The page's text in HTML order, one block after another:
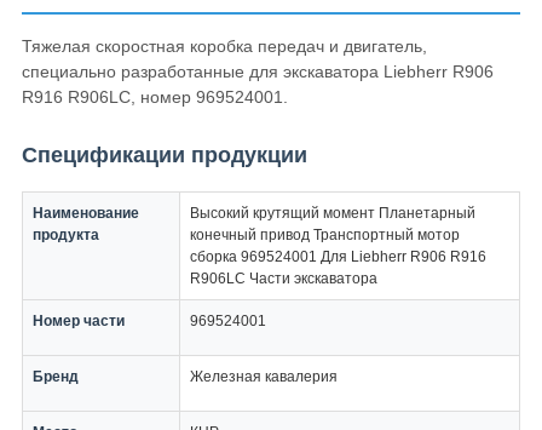
Тяжелая скоростная коробка передач и двигатель,
специально разработанные для экскаватора Liebherr R906
R916 R906LC, номер 969524001.
Спецификации продукции
Наименование
продукта
Высокий крутящий момент Планетарный
конечный привод Транспортный мотор
сборка 969524001 Для Liebherr R906 R916
R906LC Части экскаватора
Номер части 969524001
Бренд Железная кавалерия